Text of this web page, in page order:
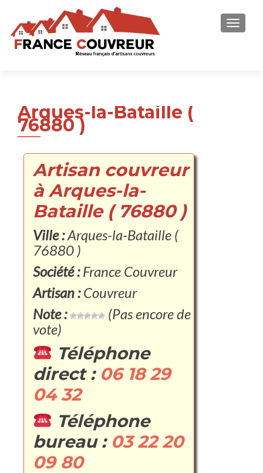
Arques-la-Bataille (
76880 )
Artisan couvreur
à Arques-la-
Bataille ( 76880 )
Ville :Arques-la-Bataille (
76880 )
Société :France Couvreur
Artisan :Couvreur
Note :
(Pas encore de
vote)
Téléphone
direct : 06 18 29
04 32
Téléphone
bureau : 03 22 20
09 80